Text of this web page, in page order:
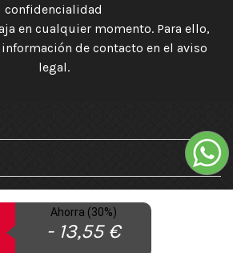
Ahorra (30%)
- 13,55 €
confidencialidad
en cualquier momento. Para ello,
de contacto en el aviso
legal.